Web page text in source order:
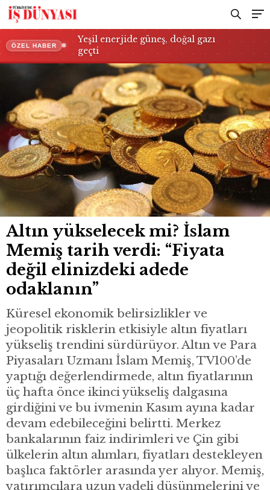
ÖZEL HABER
Yeşil enerjide güneş, doğal gazı
geçti
odaklanın”
Altın yükselecek mi? İslam
Memiş tarih verdi: “Fiyata
değil elinizdeki adede
odaklanın”
Küresel ekonomik belirsizlikler ve
jeopolitik risklerin etkisiyle altın fiyatları
yükseliş trendini sürdürüyor. Altın ve Para
Piyasaları Uzmanı İslam Memiş, TV100’de
yaptığı değerlendirmede, altın fiyatlarının
üç hafta önce ikinci yükseliş dalgasına
girdiğini ve bu ivmenin Kasım ayına kadar
devam edebileceğini belirtti. Merkez
bankalarının faiz indirimleri ve Çin gibi
ülkelerin altın alımları, fiyatları destekleyen
başlıca faktörler arasında yer alıyor. Memiş,
yatırımcılara uzun vadeli düşünmelerini ve